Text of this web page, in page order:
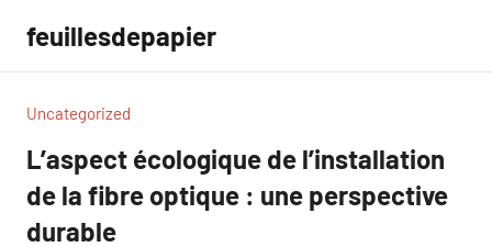
contenu
feuillesdepapier
Uncategorized
L’aspect écologique de l’installation
de la fibre optique : une perspective
durable